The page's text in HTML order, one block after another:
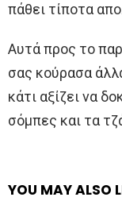
πάθει τίποτα
Αυτά προς το
σας κούρασα
κάτι αξίζει να
σόμπες και τα
YOU MAY ALSO